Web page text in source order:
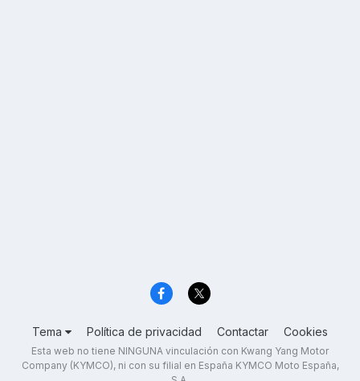
Tema Política de privacidad Contactar Cookies
Esta web no tiene NINGUNA vinculación con Kwang Yang Motor
Company (KYMCO), ni con su filial en España KYMCO Moto España,